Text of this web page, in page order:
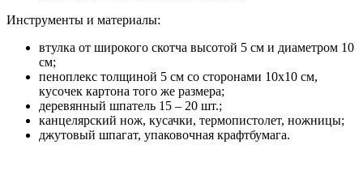
Инструменты и материалы:
втулка от широкого скотча высотой 5 см и диаметром 10
см;
пеноплекс толщиной 5 см со сторонами 10х10 см,
кусочек картона того же размера;
деревянный шпатель 15 – 20 шт.;
канцелярский нож, кусачки, термопистолет, ножницы;
джутовый шпагат, упаковочная крафтбумага.